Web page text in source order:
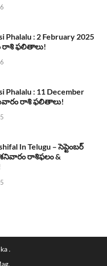
Phalalu : 2 February 2025
ఫలితాలు!
Phalalu : 11 December
రాశి ఫలితాలు!
In Telugu – సెప్టెంబర్
శనివారం రాశిఫలం &
.
.